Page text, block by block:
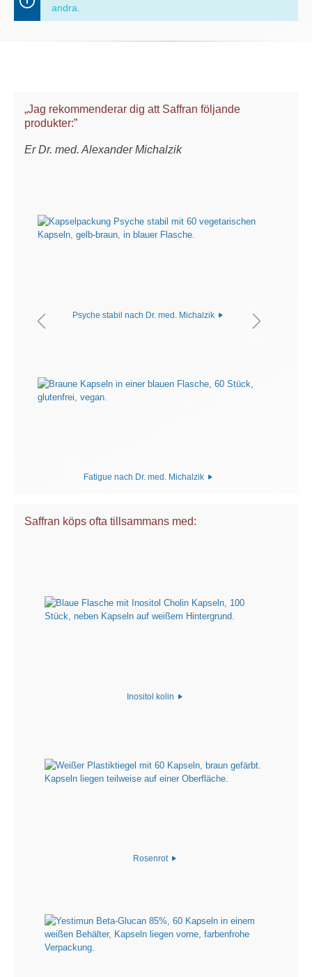
andra.
„Jag rekommenderar dig att Saffran följande
produkter:”
Er Dr. med. Alexander Michalzik
Psyche stabil nach Dr. med. Michalzik
Fatigue nach Dr. med. Michalzik
Saffran köps ofta tillsammans med:
Inositol kolin
Rosenrot